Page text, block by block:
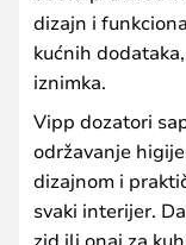
dizajn i
kućnih
iznimka.
Vipp dozatori
održavanje
dizajnom i
svaki interijer.
zid ili onaj za